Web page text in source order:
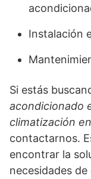
Instalación
Si estás
acondicionado
climatización
contactarnos.
encontrar la
necesidades